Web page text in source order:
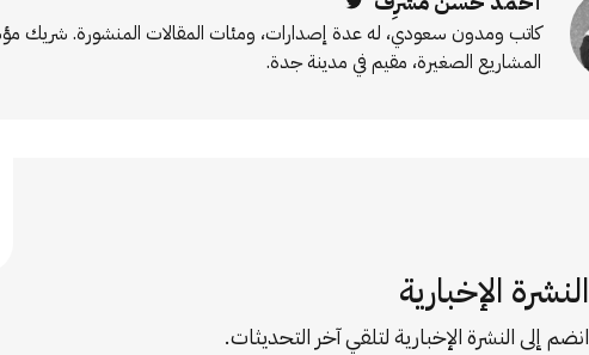
كاتب ومدون سعودي، له عدة إصدارات، ومئات المقالات المنشورة.
المشاريع الصغيرة، مقيم في مدينة جدة.
النشرة الإخبارية
انضم إلى النشرة الإخبارية لتلقي آخر التحديثات.